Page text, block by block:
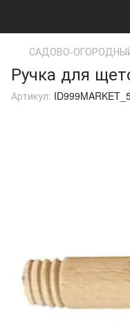
САДОВО-
Ручка для
Артикул: